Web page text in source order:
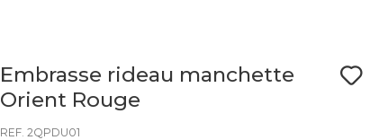
Embrasse rideau manchette
Orient Rouge
REF. 2QPDU01